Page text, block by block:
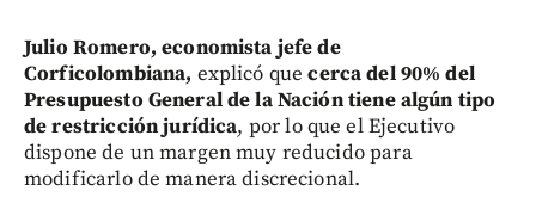
Julio Romero, economista jefe de
Corficolombiana, explicó quecerca del 90% del
Presupuesto General de la Nación tiene algún tipo
de restricción jurídica, por lo que el Ejecutivo
dispone de un margen muy reducido para
modificarlo de manera discrecional.